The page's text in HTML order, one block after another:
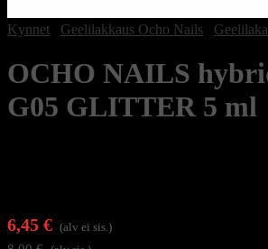
Kynnet Geelilakkaus Ocho Nails
OCHO NAILS
G05 GLITTER 5 ml
6,45 € (alv ei sis.)